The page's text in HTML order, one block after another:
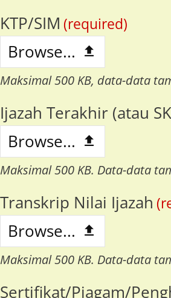
KTP/SIM (required)
Browse...
Maksimal 500 KB, data-data
Ijazah Terakhir (atau
Browse...
Maksimal 500 KB. Data-data
Transkrip Nilai Ijazah
Browse...
Maksimal 500 KB. Data-data
Sertifikat/Piagam/